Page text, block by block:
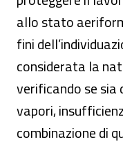
allo stato
fini
considerata la
verificando se
vapori,
combinazione di